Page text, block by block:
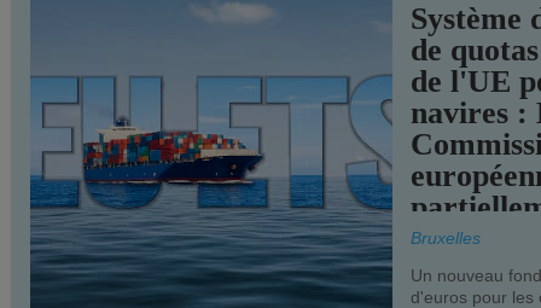
Système
de
de l'UE
navires :
Bruxelles
Un nouveau
d'euros pour les